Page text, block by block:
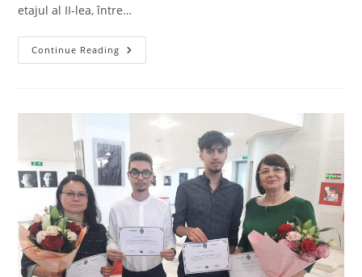
etajul al II-lea, între…
Continue Reading ÎNSCRIERE
CLASA